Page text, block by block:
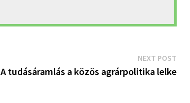
NEXT POSTNext
post:
A tudásáramlás a közös agrárpolitika lelke